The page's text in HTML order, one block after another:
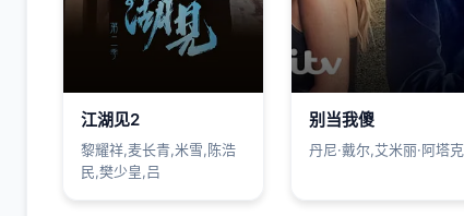
江湖见2
黎耀祥,麦长青,米雪,陈浩
民,樊少皇,吕
别当我傻
丹尼·戴尔,艾米丽·阿塔克